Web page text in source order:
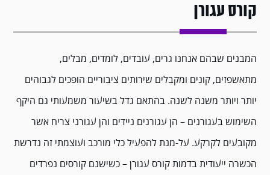
קורס עגורן
המבנים שבהם אנחנו גרים, עובדים, לומדים, מבלים,
מתאשפזים, קונים ומקבלים שירותים ציבוריים הופכים לגבוהים
יותר ויותר משנה לשנה. בהתאם גדל בשיעור משמעותי גם היקף
השימוש בעגורנים – הן עגורנים ניידים והן עגורני צריח אשר
מקובעים לקרקע. על-מנת להפעיל כלי מורכב ועוצמתי זה נדרשת
הכשרה ייעודית בדמות קורס עגורן – כשישנם קורסים נפרדים